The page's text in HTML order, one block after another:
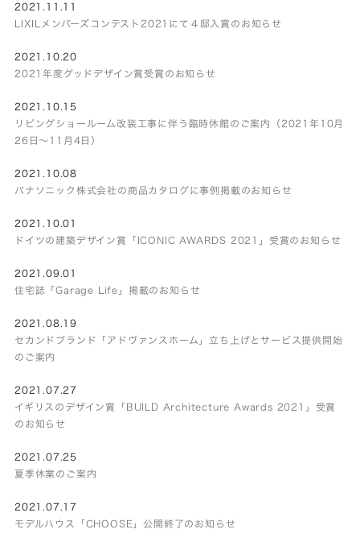
2021.11.11
LIXILメンバーズコンテスト2021にて４邸入賞のお知らせ
2021.10.20
2021年度グッドデザイン賞受賞のお知らせ
2021.10.15
リビングショールーム改装工事に伴う臨時休館のご案内（2021年10月
26日～11月4日）
2021.10.08
パナソニック株式会社の商品カタログに事例掲載のお知らせ
2021.10.01
ドイツの建築デザイン賞「ICONIC AWARDS 2021」受賞のお知らせ
2021.09.01
住宅誌「Garage Life」掲載のお知らせ
2021.08.19
セカンドブランド「アドヴァンスホーム」立ち上げとサービス提供開始
のご案内
2021.07.27
イギリスのデザイン賞「BUILD Architecture Awards 2021」受賞
のお知らせ
2021.07.25
夏季休業のご案内
2021.07.17
モデルハウス「CHOOSE」公開終了のお知らせ